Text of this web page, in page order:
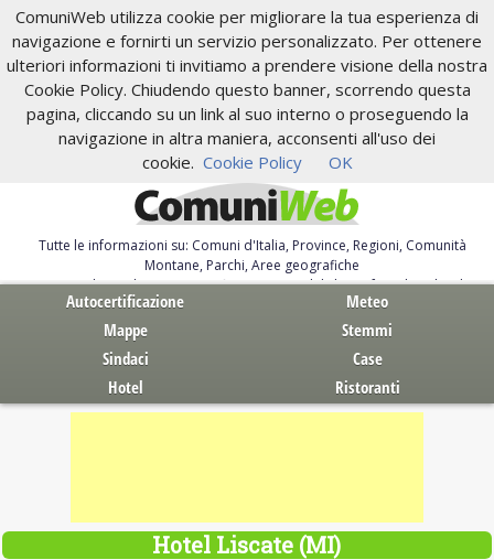
ComuniWeb utilizza cookie per migliorare la tua esperienza di
navigazione e fornirti un servizio personalizzato. Per ottenere
ulteriori informazioni ti invitiamo a prendere visione della nostra
Cookie Policy. Chiudendo questo banner, scorrendo questa
pagina, cliccando su un link al suo interno o proseguendo la
navigazione in altra maniera, acconsenti all'uso dei
cookie. Cookie Policy OK
Tutte le informazioni su: Comuni d'Italia, Province, Regioni, Comunità
Montane, Parchi, Aree geografiche
Servizi al Cittadino. Autocertificazione, moduli, leggi, free download
Autocertificazione
Meteo
Mappe
Stemmi
Sindaci
Case
Hotel
Ristoranti
Hotel Liscate (MI)